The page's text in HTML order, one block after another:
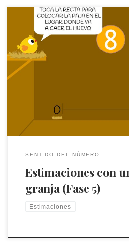
Fíjate en el número y toca la recta
SENTIDO DEL NÚMERO
Estimaciones con
granja (Fase 5)
Estimaciones